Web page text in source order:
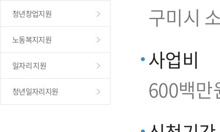
청년창업지원
노동복지지원
일자리 지원
청년일자리지원
구미시
사업비
600백만